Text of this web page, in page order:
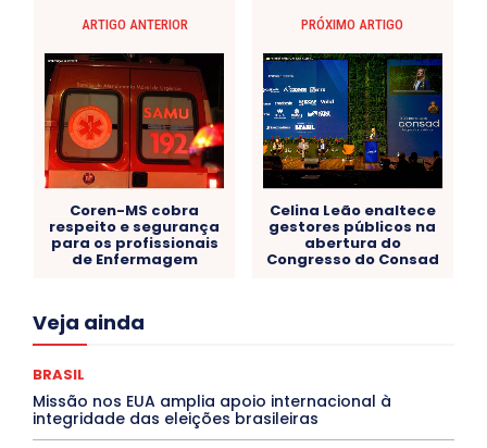
ARTIGO ANTERIOR
Coren-MS cobra
respeito e segurança
para os profissionais
de Enfermagem
PRÓXIMO ARTIGO
Celina Leão enaltece
gestores públicos na
abertura do
Congresso do Consad
Veja ainda
Acre
Congressuanas & Esplanadumas
Crônica Política Crônicas
Cultura e Tal
DANÇA Dengue
DESTAQUE BRASIL
DESTAQUE DF
BRASIL
Missão nos EUA amplia apoio internacional à
integridade das eleições brasileiras